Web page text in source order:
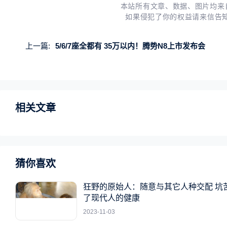
本站所有文章、数据、图片均
如果侵犯了你的权益请来信告
上一篇: 5/6/7座全都有 35万以内！腾势N8上市发布会
相关文章
猜你喜欢
狂野的原始人：随意与其它人种交配 坑
了现代人的健康
2023-11-03